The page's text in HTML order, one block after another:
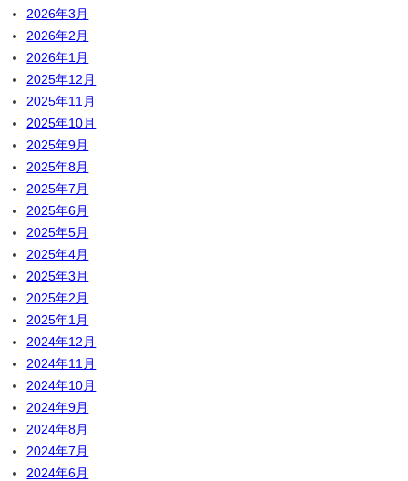
2026年3月
2026年2月
2026年1月
2025年12月
2025年11月
2025年10月
2025年9月
2025年8月
2025年7月
2025年6月
2025年5月
2025年4月
2025年3月
2025年2月
2025年1月
2024年12月
2024年11月
2024年10月
2024年9月
2024年8月
2024年7月
2024年6月